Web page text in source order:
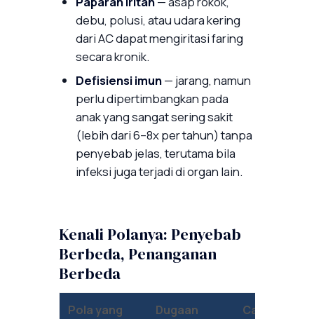
debu, polusi, atau udara kering
dari AC dapat mengiritasi faring
secara kronik.
Defisiensi imun— jarang, namun
perlu dipertimbangkan pada
anak yang sangat sering sakit
(lebih dari 6–8x per tahun) tanpa
penyebab jelas, terutama bila
infeksi juga terjadi di organ lain.
Kenali Polanya: Penyebab
Berbeda, Penanganan
Berbeda
Pola yang
Dugaan
Catatan